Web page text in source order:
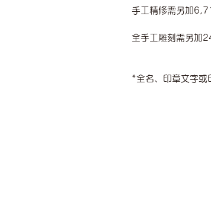
手工精修需另加
全手工雕刻需另加
*全名、印章文字或